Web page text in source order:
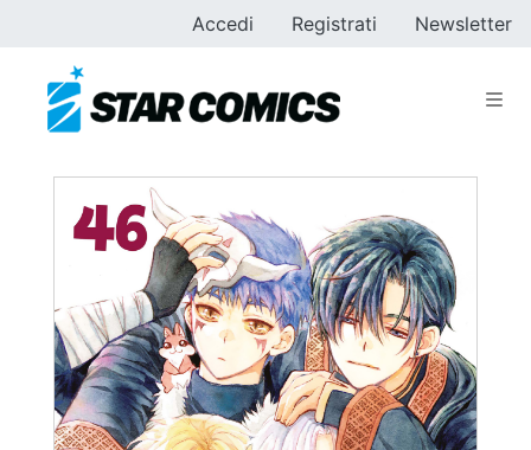
Accedi Registrati Newsletter